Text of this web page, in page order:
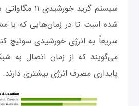
سیستم گرید
شده است تا در زمان‌هایی که با
سریعاً به انرژی خورشیدی سوئیچ
می‌گویند که از زمان اتصال به
پایداری مصرف انرژی بیشتری دارند.